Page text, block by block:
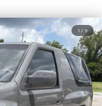
1 / 9